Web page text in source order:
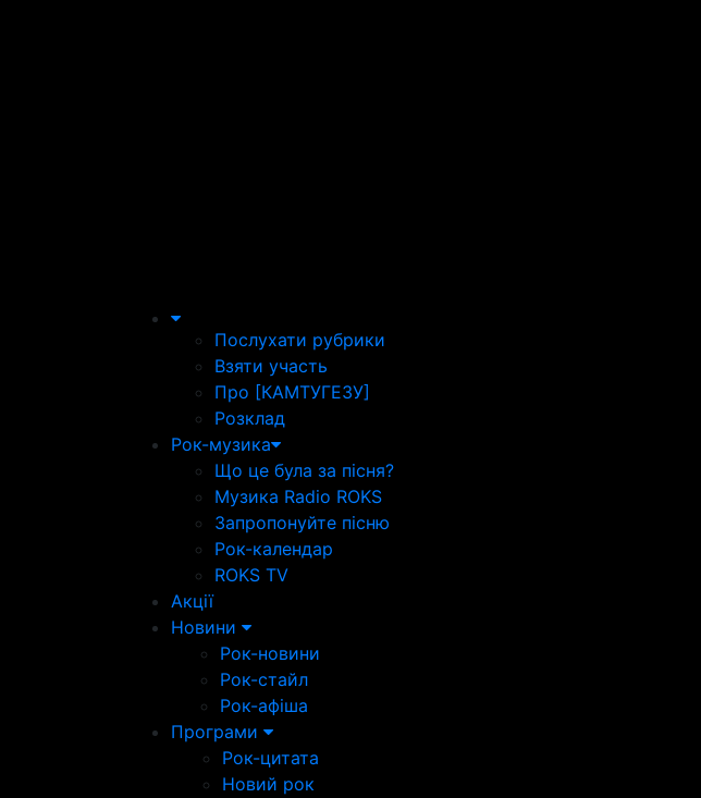
Послухати рубрики
Взяти участь
Про [КАМТУГЕЗУ]
Розклад
Рок-музика
Що це була за пісня?
Музика Radio ROKS
Запропонуйте пісню
Рок-календар
ROKS TV
Акції
Новини
Рок-новини
Рок-стайл
Рок-афіша
Програми
Рок-цитата
Новий рок